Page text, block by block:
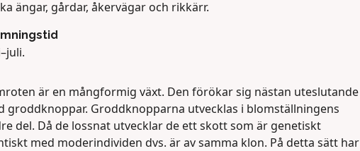
ängar, gårdar, åkervägar och rikkärr.
är en mångformig växt. Den förökar sig nästan uteslutande
groddknoppar. Groddknopparna utvecklas i blomställningens
del. Då de lossnat utvecklar de ett skott som är genetiskt
med moderindividen dvs. är av samma klon. På detta sätt har